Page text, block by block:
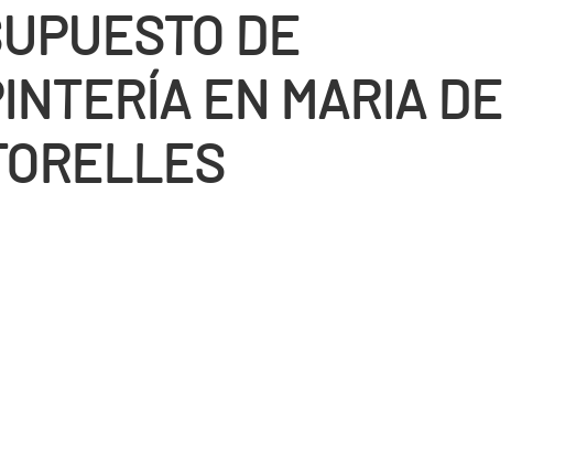
DE
EN MARIA DE